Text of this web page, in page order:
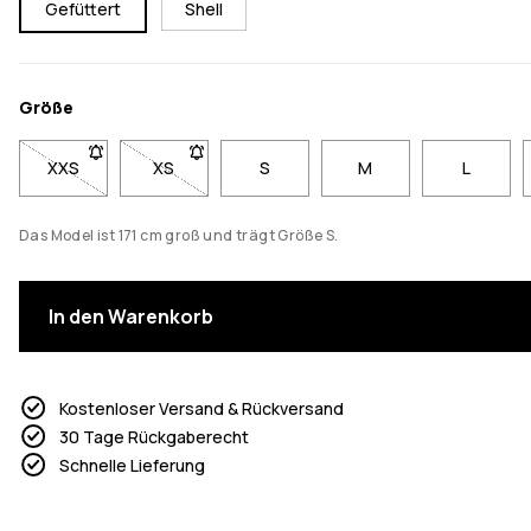
Gefüttert Shell
Größe
XXS- Größe XXS nicht verfügbar. Klicke, um benachrichtigt zu
XS- Größe XS nicht verfügbar. Klicke, um
S M L
Das Model ist 171 cm groß und trägt Größe S.
In den Warenkorb
Kostenloser Versand & Rückversand
30 Tage Rückgaberecht
Schnelle Lieferung